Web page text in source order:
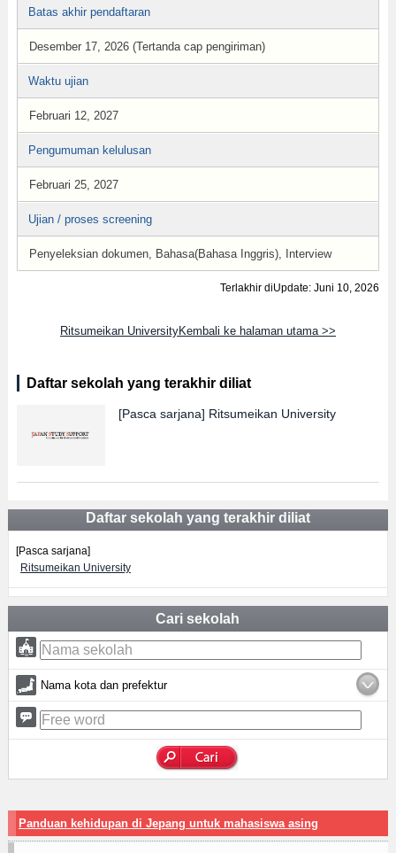
Batas akhir pendaftaran
Desember 17, 2026 (Tertanda cap pengiriman)
Waktu ujian
Februari 12, 2027
Pengumuman kelulusan
Februari 25, 2027
Ujian / proses screening
Penyeleksian dokumen, Bahasa(Bahasa Inggris), Interview
Terlakhir diUpdate: Juni 10, 2026
Ritsumeikan UniversityKembali ke halaman utama >>
Daftar sekolah yang terakhir diliat
[Pasca sarjana] Ritsumeikan University
Daftar sekolah yang terakhir diliat
[Pasca sarjana]
Ritsumeikan University
Cari sekolah
Nama kota dan prefektur
Panduan kehidupan di Jepang untuk mahasiswa asing